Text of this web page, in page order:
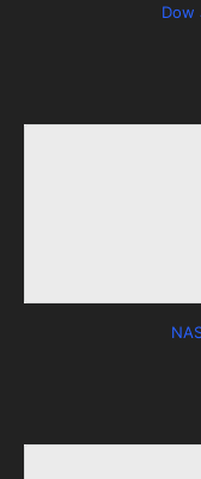
Dow